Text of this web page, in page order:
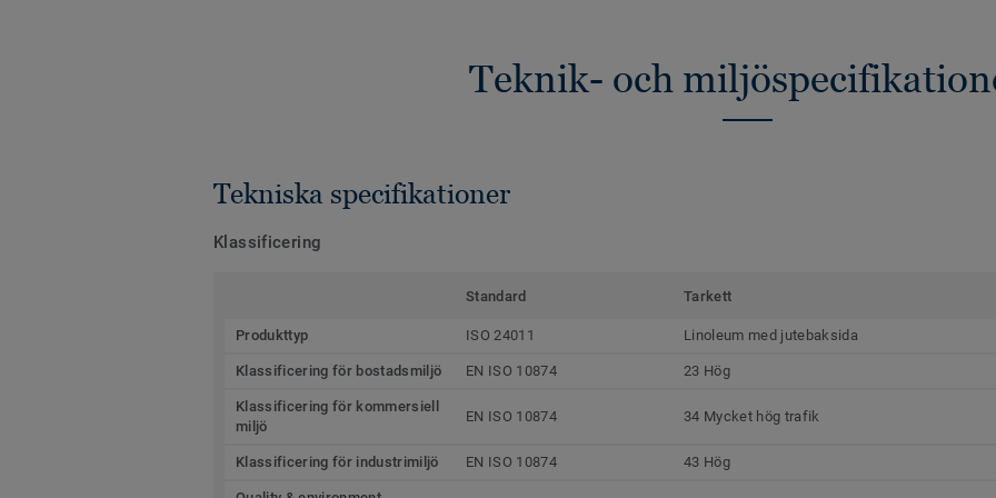
Teknik- och
Tekniska specifikationer
Klassificering
Standard Tarkett
Produkttyp ISO 24011 Linoleum med jutebaksida
Klassificering för bostadsmiljö EN ISO 10874 23 Hög
Klassificering för kommersiell
miljö
EN ISO 10874 34 Mycket hög trafik
Klassificering för industrimiljö EN ISO 10874 43 Hög